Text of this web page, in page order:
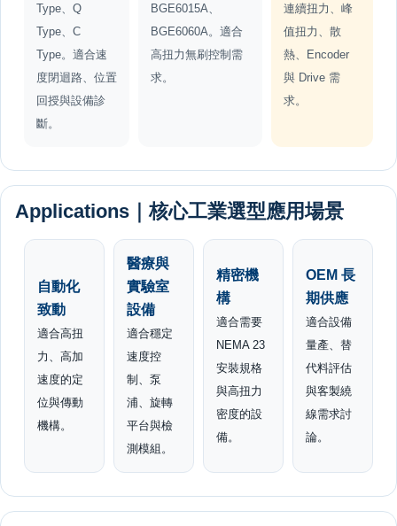
Type、Q
Type、C
Type。適合速
度閉迴路、位置
回授與設備診
斷。
BGE6015A、
BGE6060A。適合
高扭力無刷控制需
求。
連續扭力、峰
值扭力、散
熱、Encoder
與 Drive 需
求。
Applications｜核心工業選型應用場景
自動化
致動
適合高扭
力、高加
速度的定
位與傳動
機構。
醫療與
實驗室
設備
適合穩定
速度控
制、泵
浦、旋轉
平台與檢
測模組。
精密機
構
適合需要
NEMA 23
安裝規格
與高扭力
密度的設
備。
OEM 長
期供應
適合設備
量產、替
代料評估
與客製繞
線需求討
論。